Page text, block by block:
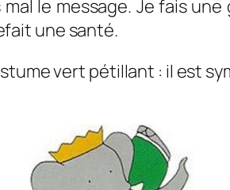
le message. Je fais
une santé.
vert pétillant : il est